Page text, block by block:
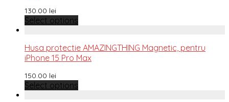
130.00 lei
Select options
Husa protectie AMAZINGTHING Magnetic, pentru
iPhone 15 Pro Max
150.00 lei
Select options